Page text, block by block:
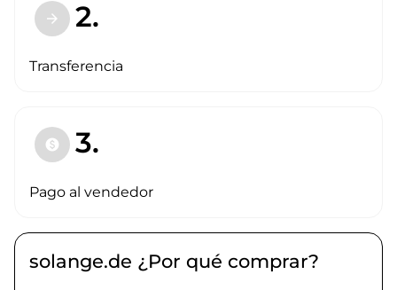
arrow_forward 2.
Transferencia
paid 3.
Pago al vendedor
solange.de ¿Por qué comprar?